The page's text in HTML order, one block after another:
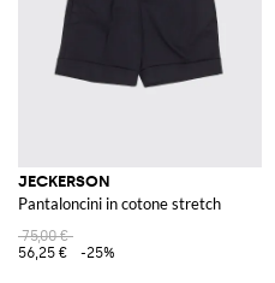
JECKERSON
Pantaloncini in cotone stretch
75,00 €
56,25 €
-25%